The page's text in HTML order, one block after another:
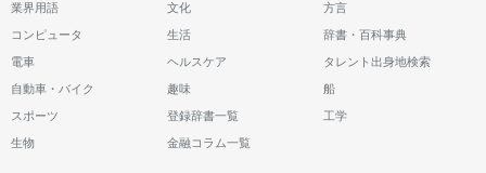
業界用語 文化 方言
コンピュータ 生活 辞書・百科事典
電車 ヘルスケア タレント出身地検索
自動車・バイク 趣味 船
スポーツ 登録辞書一覧 工学
生物 金融コラム一覧